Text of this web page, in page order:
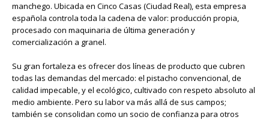
manchego. Ubicada en Cinco Casas (Ciudad Real), esta empresa
española controla toda la cadena de valor: producción propia,
procesado con maquinaria de última generación y
comercialización a granel.
Su gran fortaleza es ofrecer dos líneas de producto que cubren
todas las demandas del mercado: el pistacho convencional, de
calidad impecable, y el ecológico, cultivado con respeto absoluto al
medio ambiente. Pero su labor va más allá de sus campos;
también se consolidan como un socio de confianza para otros